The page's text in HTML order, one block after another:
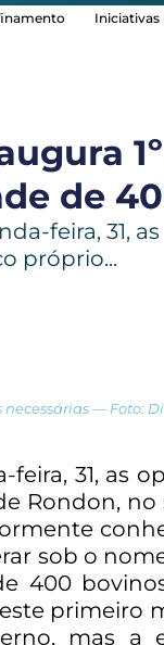
Iniciativas
de
feira, 31, as
próprio...
— Foto:
31, as
Rondon, no
sob o
400
primeiro
mas a